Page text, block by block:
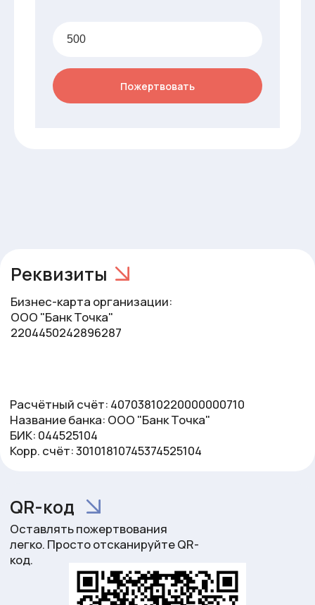
Пожертвовать
QR-код
Оставлять пожертвования
легко. Просто отсканируйте QR-
Корр. счёт: 30101810745374525104
Мы регулярно ведем сбор необходимых вещей, и
вы можете стать частью нашей миссии добра!
🔹 Что можно передать в фонд:
Детская одежда и обувь (от 0 до 17 лет) —
лего, детские развивающие игры.
Хозтовары для детей — детские порошки,
салфетки, мыло, губки.
Средства личной гигиены — памперсы,
шампуни, кремы для ухода за кожей.
Если вы покупаете средства гигиены или
бытовые товары, пожалуйста, прикладывайте
чеки или товарные накладные.
Сдать вещи